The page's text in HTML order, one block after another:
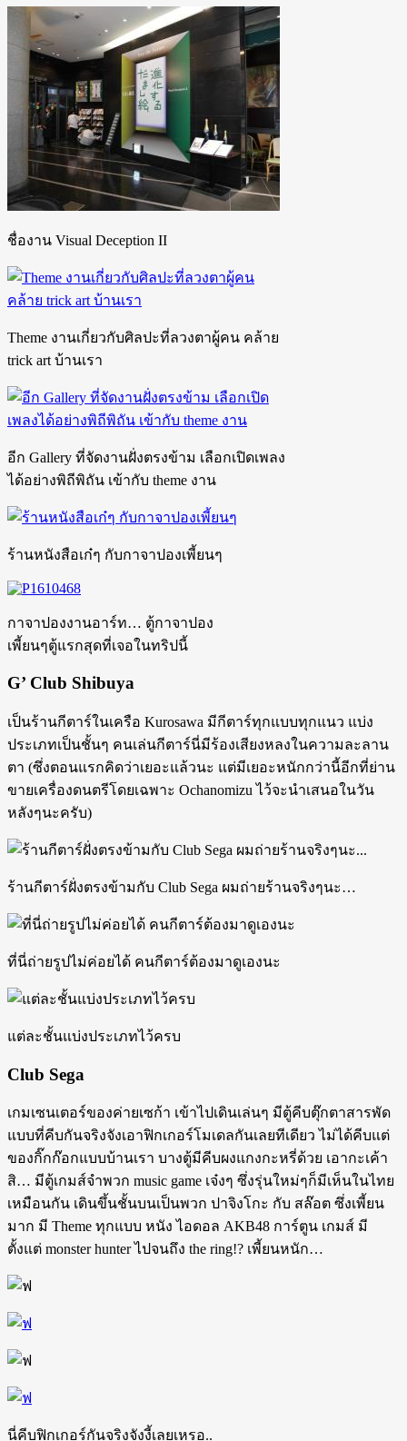
ชื่องาน Visual Deception II
Theme งานเกี่ยวกับศิลปะที่ลวงตาผู้คน คล้าย
trick art บ้านเรา
อีก Gallery ที่จัดงานฝั่งตรงข้าม เลือกเปิดเพลง
ได้อย่างพิถีพิถัน เข้ากับ theme งาน
ร้านหนังสือเก๋ๆ กับกาจาปองเพี้ยนๆ
กาจาปองงานอาร์ท… ตู้กาจาปอง
เพี้ยนๆตู้แรกสุดที่เจอในทริปนี้
G’ Club Shibuya
เป็นร้านกีตาร์ในเครือ Kurosawa มีกีตาร์ทุกแบบทุกแนว แบ่ง
ประเภทเป็นชั้นๆ คนเล่นกีตาร์นี่มีร้องเสียงหลงในความละลาน
ตา (ซึ่งตอนแรกคิดว่าเยอะแล้วนะ แต่มีเยอะหนักกว่านี้อีกที่ย่าน
ขายเครื่องดนตรีโดยเฉพาะ Ochanomizu ไว้จะนำเสนอในวัน
หลังๆนะครับ)
ร้านกีตาร์ฝั่งตรงข้ามกับ Club Sega ผมถ่ายร้านจริงๆนะ…
ที่นี่ถ่ายรูปไม่ค่อยได้ คนกีตาร์ต้องมาดูเองนะ
แต่ละชั้นแบ่งประเภทไว้ครบ
Club Sega
เกมเซนเตอร์ของค่ายเซก้า เข้าไปเดินเล่นๆ มีตู้คีบตุ๊กตาสารพัด
แบบที่คีบกันจริงจังเอาฟิกเกอร์โมเดลกันเลยทีเดียว ไม่ได้คีบแต่
ของกิ๊กก๊อกแบบบ้านเรา บางตู้มีคีบผงแกงกะหรี่ด้วย เอากะเค้า
สิ… มีตู้เกมส์จำพวก music game เจ๋งๆ ซึ่งรุ่นใหม่ๆก็มีเห็นในไทย
เหมือนกัน เดินขึ้นชั้นบนเป็นพวก ปาจิงโกะ กับ สล๊อต ซึ่งเพี้ยน
มาก มี Theme ทุกแบบ หนัง ไอดอล AKB48 การ์ตูน เกมส์ มี
ตั้งแต่ monster hunter ไปจนถึง the ring!? เพี้ยนหนัก…
นี่คีบฟิกเกอร์กันจริงจังงี้เลยเหรอ..